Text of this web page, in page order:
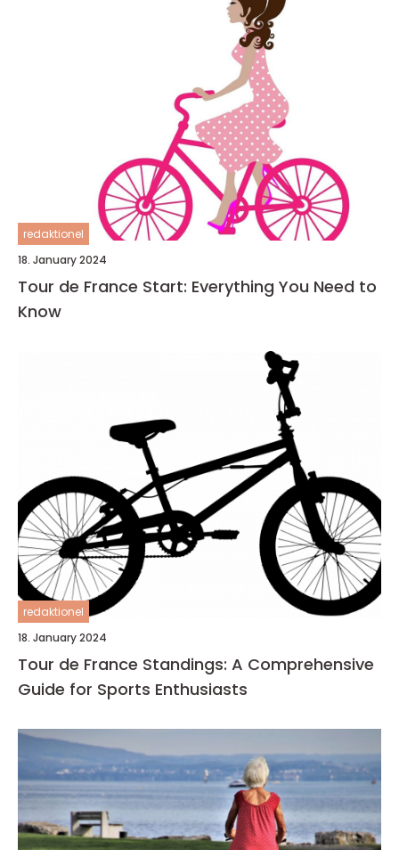
redaktionel
18. January 2024
Tour de France Start: Everything You Need to
Know
redaktionel
18. January 2024
Tour de France Standings: A Comprehensive
Guide for Sports Enthusiasts